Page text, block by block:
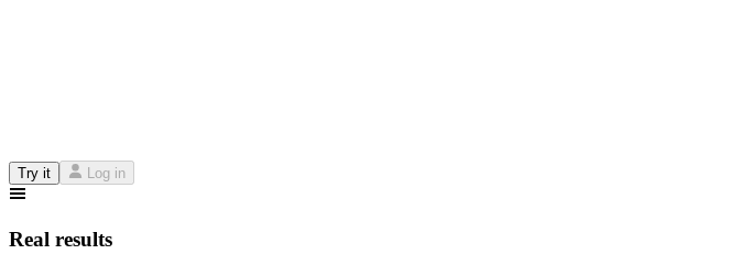
Try it Log in
Real results